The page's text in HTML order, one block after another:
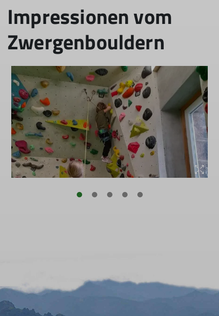
Impressionen vom
Zwergenbouldern